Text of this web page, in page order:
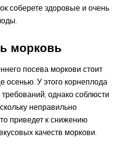
соберете здоровые и очень
морковь
посева моркови стоит
осенью. У этого корнеплода
однако соблюсти
неправильно
приведет к снижению
качеств моркови.